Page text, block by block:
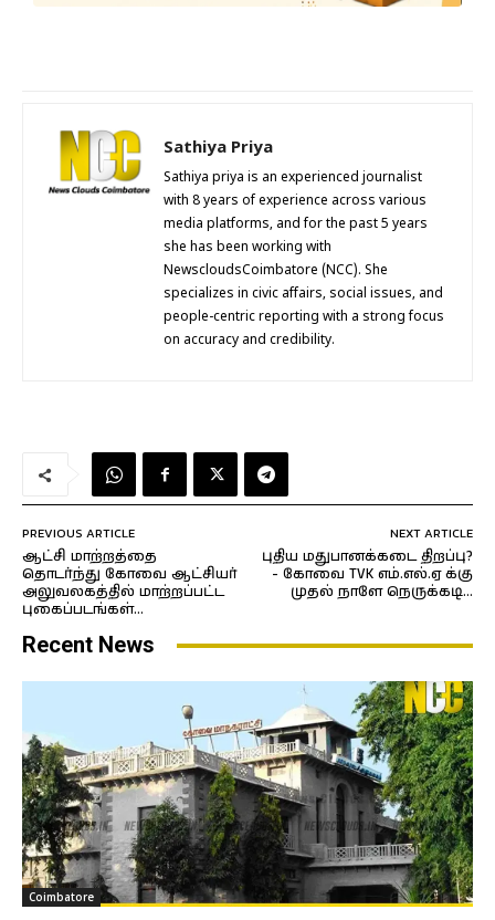
Sathiya Priya
Sathiya priya is an experienced journalist
with 8 years of experience across various
media platforms, and for the past 5 years
she has been working with
NewscloudsCoimbatore (NCC). She
specializes in civic affairs, social issues, and
people-centric reporting with a strong focus
on accuracy and credibility.
PREVIOUS ARTICLE
ஆட்சி மாற்றத்தை
தொடர்ந்து கோவை ஆட்சியர்
அலுவலகத்தில் மாற்றப்பட்ட
புகைப்படங்கள்…
NEXT ARTICLE
புதிய மதுபானக்கடை திறப்பு?
- கோவை TVK எம்.எல்.ஏ க்கு
முதல் நாளே நெருக்கடி…
Recent News
Coimbatore